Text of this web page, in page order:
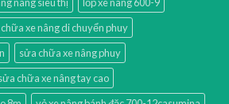
xe nâng di chuyển phuy
sửa chữa xe nâng phuy
chữa xe nâng tay cao